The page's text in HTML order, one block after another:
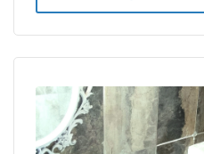
Wi-Fi
TV
Wi-Fi